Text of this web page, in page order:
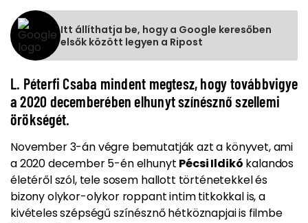
Itt állíthatja be, hogy a Google keresőben
elsők között legyen a Ripost
L. Péterfi Csaba mindent megtesz, hogy továbbvigye
a 2020 decemberében elhunyt színésznő szellemi
örökségét.
November 3-án végre bemutatják azt a könyvet, ami
a 2020 december 5-én elhunyt Pécsi Ildikó kalandos
életéről szól, tele sosem hallott történetekkel és
bizony olykor-olykor roppant intim titkokkal is, a
kivételes szépségű színésznő hétköznapjai is filmbe